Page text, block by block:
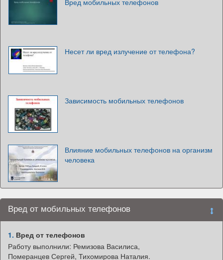
Вред мобильных телефонов
Несет ли вред излучение от телефона?
Зависимость мобильных телефонов
Влияние мобильных телефонов на организм
человека
Вред от мобильных телефонов
1. Вред от телефонов
Работу выполнили: Ремизова Василиса,
Померанцев Сергей, Тихомирова Наталия.